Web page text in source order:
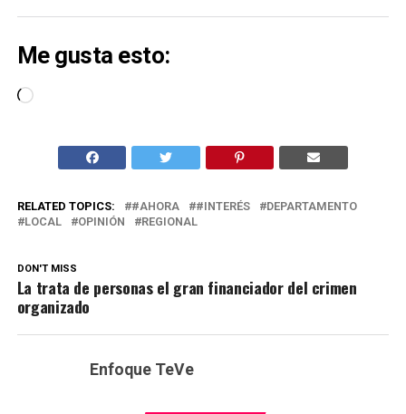
Me gusta esto:
Cargando...
RELATED TOPICS: #AHORA #INTERÉS
DEPARTAMENTO
LOCAL
OPINIÓN REGIONAL
DON'T MISS
La trata de personas el gran financiador del crimen
organizado
Enfoque TeVe